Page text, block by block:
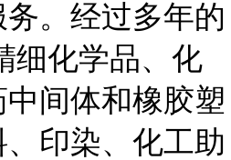
。经过多年的
细化学品、化
间体和橡胶塑
印染、化工助